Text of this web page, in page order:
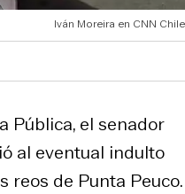
Iván Moreira en CNN Chile
Pública, el senador
al eventual indulto
reos de Punta Peuco.